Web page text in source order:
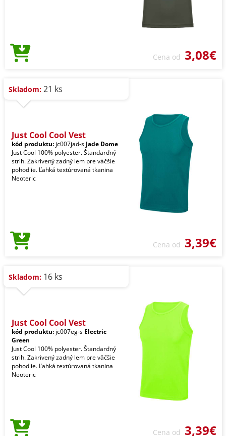
Cena od 3,08€
Skladom: 21 ks
Just Cool Cool Vest
kód produktu: jc007jad-s Jade Dome
Just Cool 100% polyester. Štandardný
strih. Zakrivený zadný lem pre väčšie
pohodlie. Ľahká textúrovaná tkanina
Neoteric
Cena od 3,39€
Skladom: 16 ks
Just Cool Cool Vest
kód produktu: jc007eg-s Electric
Green
Just Cool 100% polyester. Štandardný
strih. Zakrivený zadný lem pre väčšie
pohodlie. Ľahká textúrovaná tkanina
Neoteric
Cena od 3,39€